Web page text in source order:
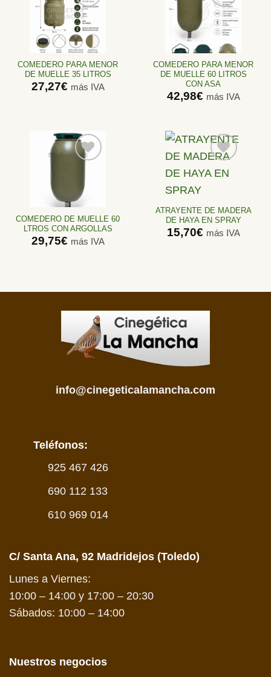
Añadir
a la
lista de
COMEDERO PARA MENOR
DE MUELLE 35 LITROS
27,27€ más IVA
Añadir
a la
lista de
COMEDERO PARA MENOR
DE MUELLE 60 LITROS
CON ASA
42,98€ más IVA
a la
lista de
COMEDERO DE MUELLE 60
LTROS CON ARGOLLAS
29,75€ más IVA
Añadir
deseos
ATRAYENTE DE MADERA
DE HAYA EN SPRAY
15,70€ más IVA
info@cinegeticalamancha.com
Teléfonos:
925 467 426
690 112 133
610 969 014
C/ Santa Ana, 92 Madridejos (Toledo)
Lunes a Viernes:
10:00 – 14:00 y 17:00 – 20:30
Sábados: 10:00 – 14:00
Nuestros negocios